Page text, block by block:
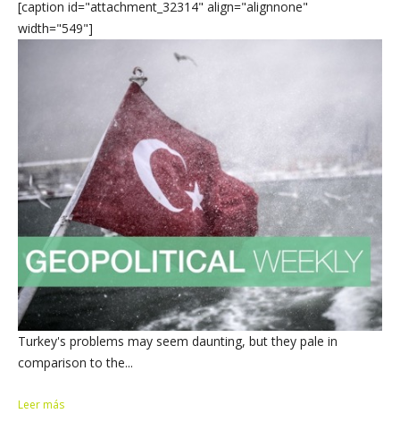
[caption id="attachment_32314" align="alignnone"
width="549"]
Turkey's problems may seem daunting, but they pale in
comparison to the...
Leer más